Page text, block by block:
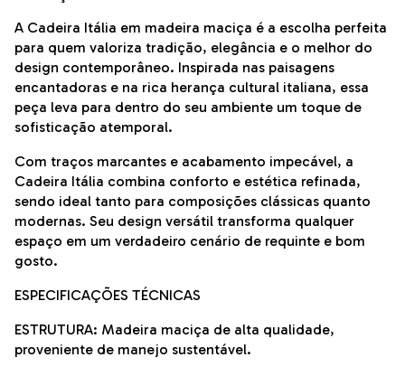
A Cadeira Itália em madeira maciça é a escolha perfeita
para quem valoriza tradição, elegância e o melhor do
design contemporâneo. Inspirada nas paisagens
encantadoras e na rica herança cultural italiana, essa
peça leva para dentro do seu ambiente um toque de
sofisticação atemporal.
Com traços marcantes e acabamento impecável, a
Cadeira Itália combina conforto e estética refinada,
sendo ideal tanto para composições clássicas quanto
modernas. Seu design versátil transforma qualquer
espaço em um verdadeiro cenário de requinte e bom
gosto.
ESPECIFICAÇÕES TÉCNICAS
ESTRUTURA: Madeira maciça de alta qualidade,
proveniente de manejo sustentável.